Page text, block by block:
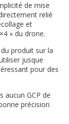
de mise
relié
et
» du drone.
produit sur la
jusque
pour des
aucun GCP de
précision